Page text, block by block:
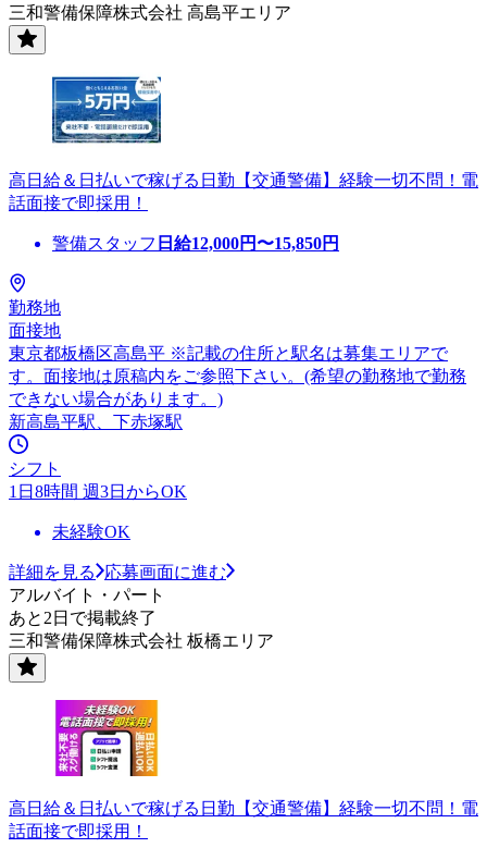
三和警備保障株式会社 高島平エリア
高日給＆日払いで稼げる日勤【交通警備】経験一切不問！電
話面接で即採用！
警備スタッフ 日給12,000円〜15,850円
勤務地
面接地
東京都板橋区高島平 ※記載の住所と駅名は募集エリアで
す。面接地は原稿内をご参照下さい。(希望の勤務地で勤務
できない場合があります。)
新高島平駅、下赤塚駅
シフト
1日8時間 週3日からOK
未経験OK
詳細を見る
応募画面に進む
アルバイト・パート
あと2日で掲載終了
三和警備保障株式会社 板橋エリア
高日給＆日払いで稼げる日勤【交通警備】経験一切不問！電
話面接で即採用！